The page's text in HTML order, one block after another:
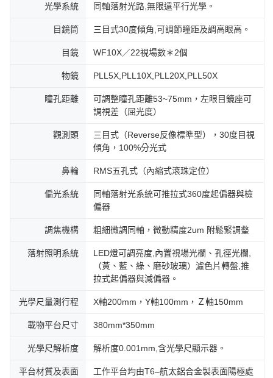
光學系統 同軸落射光路,無限遠平行光學。
目鏡筒 三目式30度傾角,可調節瞳距及調高眼高。
目鏡 WF10X／22視場數＊2個
物鏡 PLL5X,PLL10X,PLL20X,PLL50X
瞳孔距離
可調整瞳孔距離53~75mm，左眼目鏡座可
調視差（屈光度）
觀測頭
三目式（Reverse反像標準型），30度目視
傾角，100%分光式
鼻輪 RMS五孔式（內縮式滾珠定位）
偏光系統
同軸落射光系統可推拉式360度起偏器與檢
偏器
調焦機構 粗細微調同軸，微動精度2um 附鬆緊調𤨣
落射照明系統
LED燈可調亮度,內置視場光欄、孔徑光欄,
（黃、藍、綠、磨砂玻璃）濾色片轉盤,推
拉式起偏器與減偏器。
光學尺量測行程 X軸200mm，Y軸100mm，Ｚ軸150mm
載物平台尺寸 380mm*350mm
光學尺解析度 解析度0.001mm,含光學尺顯示器。
平台材質及表面
工作平台均由T6–航太鋁合金製表面陽極處